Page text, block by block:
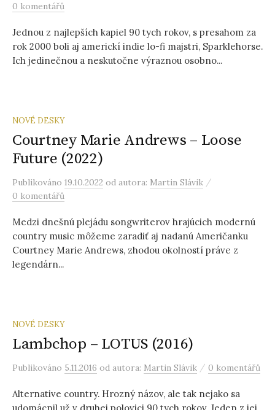
0 komentářů
Jednou z najlepších kapiel 90 tych rokov, s presahom za
rok 2000 boli aj americkí indie lo-fi majstri, Sparklehorse.
Ich jedinečnou a neskutočne výraznou osobno...
NOVÉ DESKY
Courtney Marie Andrews – Loose
Future (2022)
Publikováno 19.10.2022 od autora: Martin Slávik /
0 komentářů
Medzi dnešnú plejádu songwriterov hrajúcich modernú
country music môžeme zaradiť aj nadanú Američanku
Courtney Marie Andrews, zhodou okolností práve z
legendárn...
NOVÉ DESKY
Lambchop – LOTUS (2016)
Publikováno 5.11.2016 od autora: Martin Slávik / 0 komentářů
Alternative country. Hrozný názov, ale tak nejako sa